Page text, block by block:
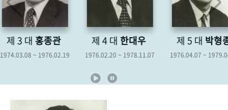
50+1주년 기념
성과 50선 숫자로 보는 50년 50+1주년 광장
세계와 함께 한 KIHASA
제 4 대한대우
1976.02.20 ~ 1978.11.07
제 5 대박형종
1976.04.07 ~ 1979.04.06
제 6 대
1978.12.19 ~